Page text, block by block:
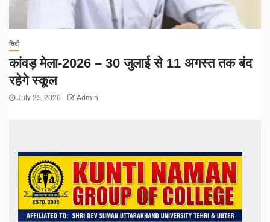
सिटी
कांवड़ मेला-2026 – 30 जुलाई से 11 अगस्त तक बंद
रहेगे स्कूल
July 25, 2026 Admin